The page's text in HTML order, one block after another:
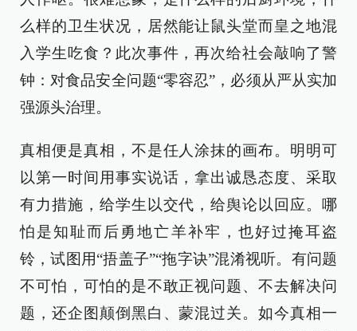
么样的卫生状况，居然能让鼠头堂而皇之地混
入学生吃食？此次事件，再次给社会敲响了警
钟：对食品安全问题“零容忍”，必须从严从实加
强源头治理。
真相便是真相，不是任人涂抹的画布。明明可
以第一时间用事实说话，拿出诚恳态度、采取
有力措施，给学生以交代，给舆论以回应。哪
怕是知耻而后勇地亡羊补牢，也好过掩耳盗
铃，试图用“捂盖子”“拖字诀”混淆视听。有问题
不可怕，可怕的是不敢正视问题、不去解决问
题，还企图颠倒黑白、蒙混过关。如今真相一